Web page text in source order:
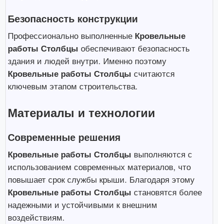
Безопасность конструкции
Профессионально выполненные Кровельные
работы Столбцы обеспечивают безопасность
здания и людей внутри. Именно поэтому
Кровельные работы Столбцы считаются
ключевым этапом строительства.
Материалы и технологии
Современные решения
Кровельные работы Столбцы выполняются с
использованием современных материалов, что
повышает срок службы крыши. Благодаря этому
Кровельные работы Столбцы становятся более
надежными и устойчивыми к внешним
воздействиям.